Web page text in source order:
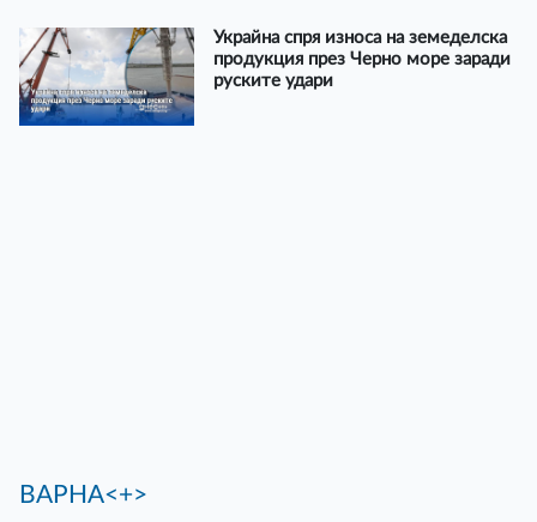
Украйна спря износа на земеделска
продукция през Черно море заради
руските удари
ВАРНА<+>